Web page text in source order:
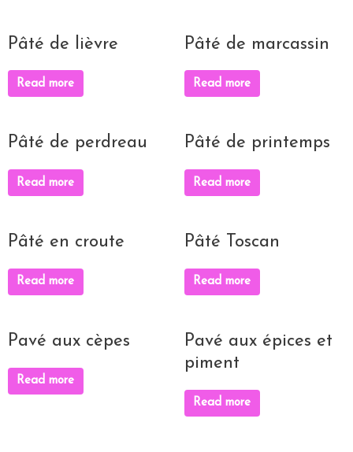
Pâté de lièvre
Read more
Pâté de marcassin
Read more
Pâté de perdreau
Read more
Pâté de printemps
Read more
Pâté en croute
Read more
Pâté Toscan
Read more
Pavé aux cèpes
Read more
Pavé aux épices et
piment
Read more